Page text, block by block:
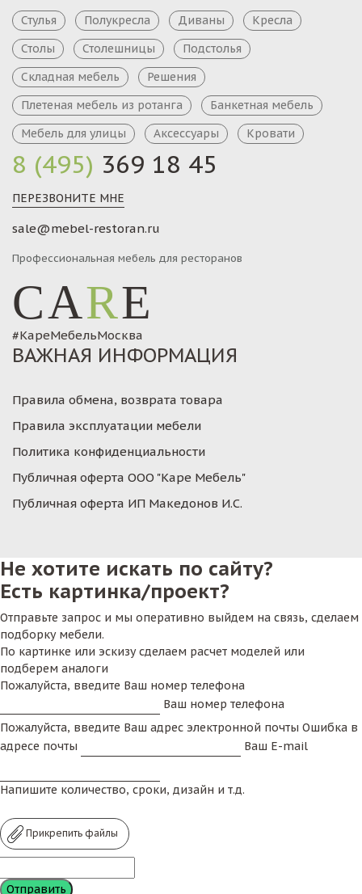
8 (495) 369 18 45
ПЕРЕЗВОНИТЕ МНЕ
sale@mebel-restoran.ru
Профессиональная мебель для ресторанов
CARE
#КареМебельМосква
Стулья Полукресла Диваны
Кресла
Столы
Столешницы
Подстолья
Складная мебель
Решения
Плетеная мебель из ротанга
Банкетная мебель
Мебель для улицы
Аксессуары Кровати
ВАЖНАЯ ИНФОРМАЦИЯ
Правила обмена, возврата товара
Правила эксплуатации мебели
Политика конфиденциальности
Публичная оферта ООО "Каре Мебель"
Публичная оферта ИП Македонов И.С.
Не хотите искать по сайту?
Есть картинка/проект?
Отправьте запрос и мы оперативно выйдем на связь, сделаем
подборку мебели.
По картинке или эскизу сделаем расчет моделей или
подберем аналоги
Пожалуйста, введите Ваш номер телефона
Ваш номер телефона
Пожалуйста, введите Ваш адрес электронной почты Ошибка в
адресе почты
Ваш E-mail
Напишите количество, сроки, дизайн и т.д.
Прикрепить файлы